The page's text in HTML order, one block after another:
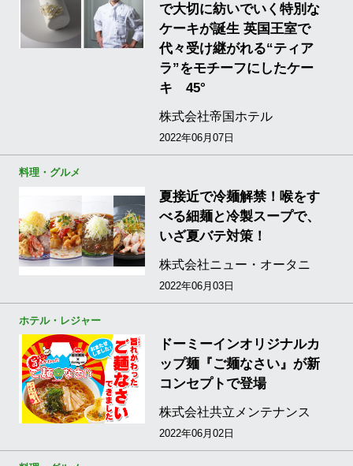
で大切に紡いでいく特別な
ケーキが誕生 英国王室で
代々受け継がれる“ティア
ラ”をモチーフにしたケー
キ 45°
株式会社帝国ホテル
2022年06月07日
料理・グルメ
夏接近で冷麺解禁！喉をす
べる細麺と冷製スープで、
いざ夏バテ対策！
株式会社ニュー・オータニ
2022年06月03日
ホテル・レジャー
ドーミーインオリジナルカ
ップ麺『ご麺なさい』が新
コンセプトで登場
株式会社共立メンテナンス
2022年06月02日